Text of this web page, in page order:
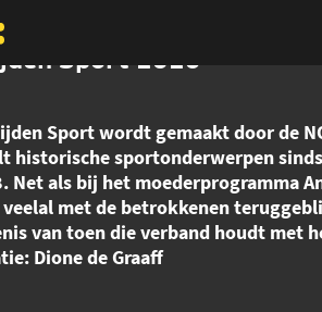
Sport 2026
Sport wordt gemaakt door de
historische sportonderwerpen
Net als bij het moederprogramma
met de betrokkenen
van toen die verband houdt met
Dione de Graaff